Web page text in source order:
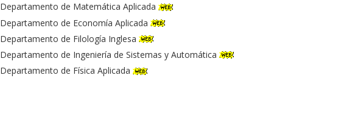
Departamento de Matemática Aplicada
Departamento de Economía Aplicada
Departamento de Filología Inglesa
Departamento de Ingeniería de Sistemas y Automática
Departamento de Física Aplicada